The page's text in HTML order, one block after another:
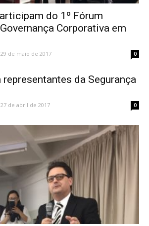
do 1º Fórum
Corporativa em
29 de maio de 2017 0
da Segurança
27 de abril de 2017 0